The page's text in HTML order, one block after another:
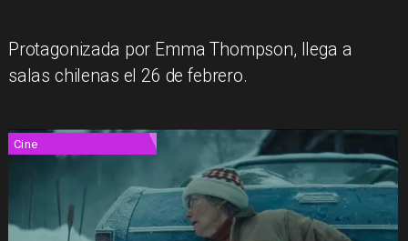
Protagonizada por Emma Thompson, llega a
salas chilenas el 26 de febrero.
Cine